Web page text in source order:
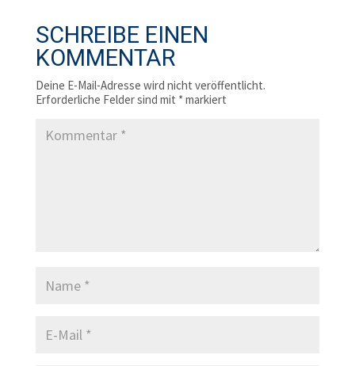
SCHREIBE EINEN
KOMMENTAR
Deine E-Mail-Adresse wird nicht veröffentlicht.
Erforderliche Felder sind mit *markiert